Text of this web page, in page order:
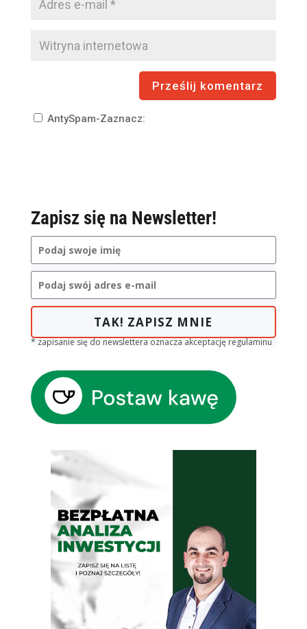
AntySpam-Zaznacz:
Zapisz się na Newsletter!
TAK! ZAPISZ MNIE
* zapisanie się do newslettera oznacza akceptację regulaminu